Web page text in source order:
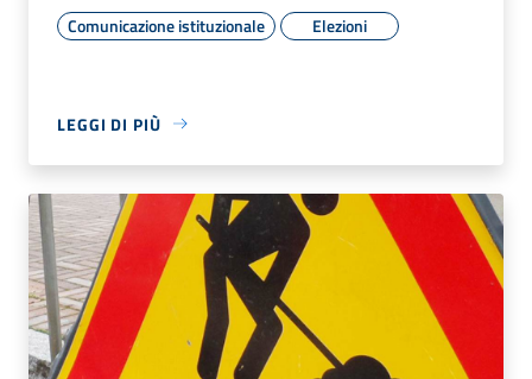
Comunicazione istituzionale
Elezioni
LEGGI DI PIÙ